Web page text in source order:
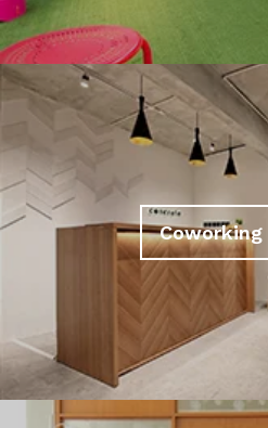
Coworking